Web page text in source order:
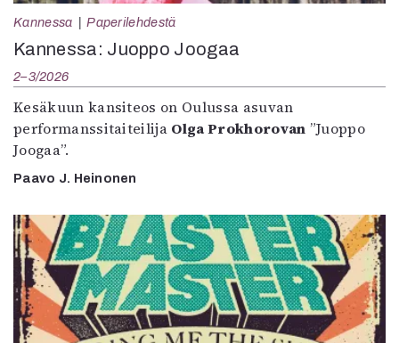
Kannessa Paperilehdestä
Kannessa: Juoppo Joogaa
2–3/2026
Kesäkuun kansiteos on Oulussa asuvan
performanssitaiteilija Olga Prokhorovan ”Juoppo
Joogaa”.
Paavo J. Heinonen